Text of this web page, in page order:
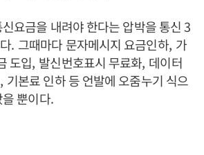
요금을 내려야 한다는 압박을 통신3
. 그때마다 문자메시지 요금인하, 가
도입, 발신번호표시 무료화, 데이터
, 기본료 인하 등 언발에 오줌누기 식으
뿐이다.